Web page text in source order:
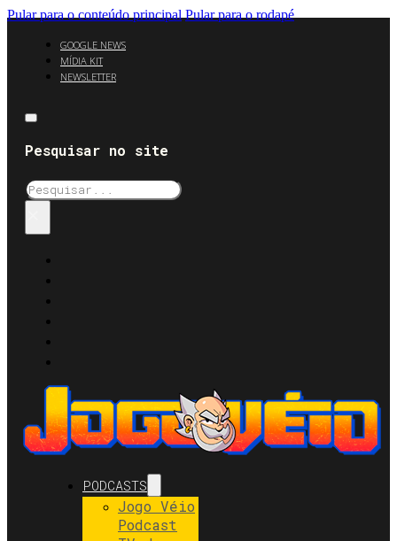
Pular para o conteúdo principal Pular para o rodapé
GOOGLE NEWS
MÍDIA KIT
NEWSLETTER
Pesquisar no site
Pesquisar
PODCASTS
Jogo Véio
Podcast